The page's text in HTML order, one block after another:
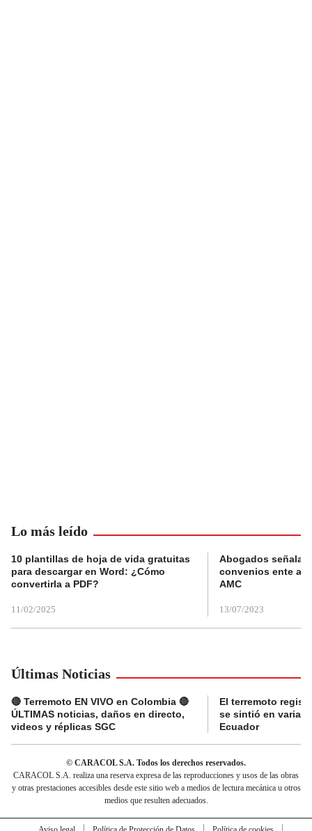
Lo más leído
10 plantillas de hoja de vida gratuitas
para descargar en Word: ¿Cómo
convertirla a PDF?
11/02/2025
Abogados
convenios ente
AMC
13/07/2023
Últimas Noticias
🔴 Terremoto EN VIVO en Colombia 🔴
ÚLTIMAS noticias, daños en directo,
videos y réplicas SGC
El terremoto
se sintió en varias
Ecuador
© CARACOL S.A. Todos los derechos reservados.
CARACOL S.A. realiza una reserva expresa de las reproducciones y usos de las obras
y otras prestaciones accesibles desde este sitio web a medios de lectura mecánica u otros
medios que resulten adecuados.